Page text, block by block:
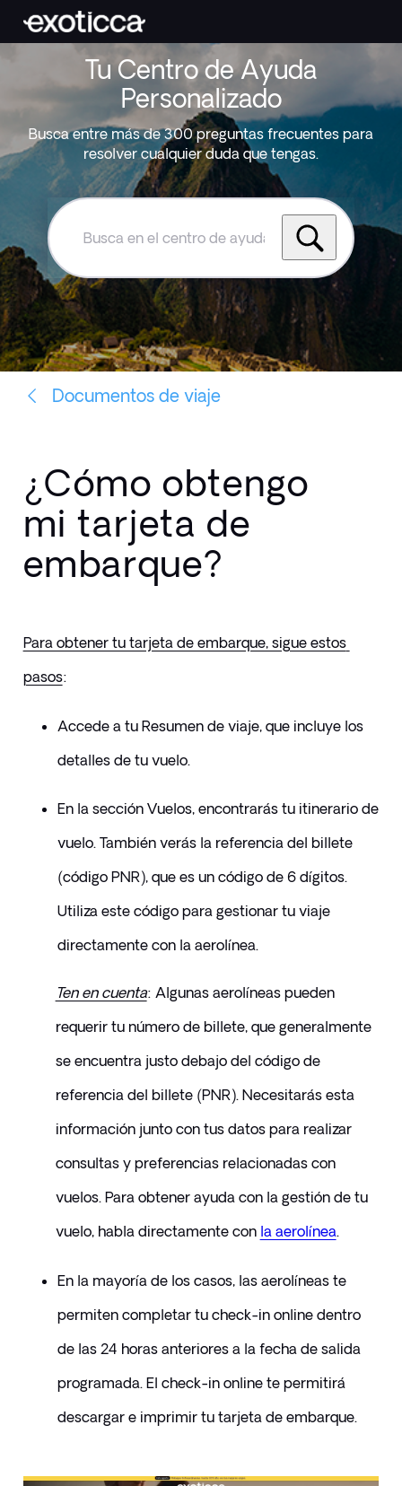
Tu Centro de Ayuda
Personalizado
Busca entre más de 300 preguntas frecuentes para
resolver cualquier duda que tengas.
Busca
el
centro
de
ayuda
de
Exoticca
Documentos de viaje
¿Cómo obtengo
mi tarjeta de
embarque?
Para obtener tu tarjeta de embarque, sigue estos
pasos:
Accede a tu Resumen de viaje, que incluye los
detalles de tu vuelo.
En la sección Vuelos, encontrarás tu itinerario de
vuelo. También verás la referencia del billete
(código PNR), que es un código de 6 dígitos.
Utiliza este código para gestionar tu viaje
directamente con la aerolínea.
Ten en cuenta: Algunas aerolíneas pueden
requerir tu número de billete, que generalmente
se encuentra justo debajo del código de
referencia del billete (PNR). Necesitarás esta
información junto con tus datos para realizar
consultas y preferencias relacionadas con
vuelos. Para obtener ayuda con la gestión de tu
vuelo, habla directamente con la aerolínea.
En la mayoría de los casos, las aerolíneas te
permiten completar tu check-in online dentro
de las 24 horas anteriores a la fecha de salida
programada. El check-in online te permitirá
descargar e imprimir tu tarjeta de embarque.